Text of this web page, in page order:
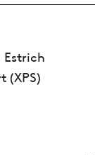
(XPS)